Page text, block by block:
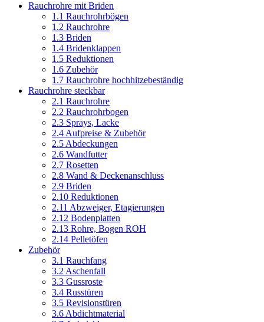
Rauchrohre mit Briden
1.1 Rauchrohrbögen
1.2 Rauchrohre
1.3 Briden
1.4 Bridenklappen
1.5 Reduktionen
1.6 Zubehör
1.7 Rauchrohre hochhitzebeständig
Rauchrohre steckbar
2.1 Rauchrohre
2.2 Rauchrohrbogen
2.3 Sprays, Lacke
2.4 Aufpreise & Zubehör
2.5 Abdeckungen
2.6 Wandfutter
2.7 Rosetten
2.8 Wand & Deckenanschluss
2.9 Briden
2.10 Reduktionen
2.11 Abzweiger, Etagierungen
2.12 Bodenplatten
2.13 Rohre, Bogen ROH
2.14 Pelletöfen
Zubehör
3.1 Rauchfang
3.2 Aschenfall
3.3 Gussroste
3.4 Russtüren
3.5 Revisionstüren
3.6 Abdichtmaterial